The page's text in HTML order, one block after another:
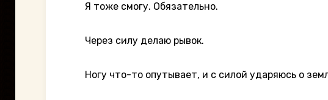
Я тоже смогу. Обязательно.
Через силу делаю рывок.
Ногу что-то опутывает, и с силой ударяюсь о